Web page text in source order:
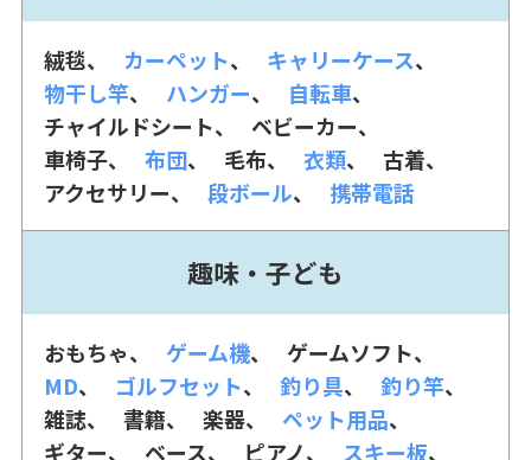
絨毯 カーペット
キャリーケース
物干し竿
ハンガー
自転車
チャイルドシート
ベビーカー
車椅子
布団 毛布 衣類
古着
アクセサリー
段ボール 携帯電話
趣味・子ども
おもちゃ ゲーム機
ゲームソフト
MD
ゴルフセット 釣り具
釣り竿
雑誌
書籍 楽器
ペット用品
ギター
ベース ピアノ スキー板